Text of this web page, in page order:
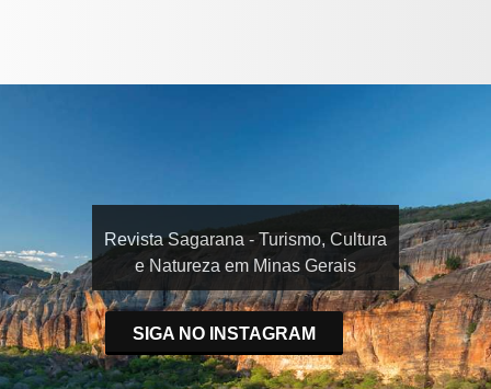
Revista Sagarana - Turismo, Cultura
e Natureza em Minas Gerais
SIGA NO INSTAGRAM